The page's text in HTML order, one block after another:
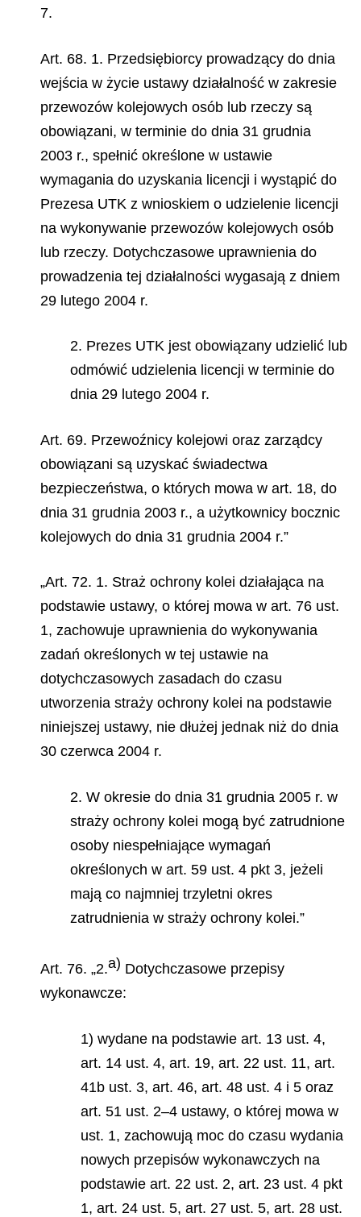
7.
Art. 68. 1. Przedsiębiorcy prowadzący do dnia
wejścia w życie ustawy działalność w zakresie
przewozów kolejowych osób lub rzeczy są
obowiązani, w terminie do dnia 31 grudnia
2003 r., spełnić określone w ustawie
wymagania do uzyskania licencji i wystąpić do
Prezesa UTK z wnioskiem o udzielenie licencji
na wykonywanie przewozów kolejowych osób
lub rzeczy. Dotychczasowe uprawnienia do
prowadzenia tej działalności wygasają z dniem
29 lutego 2004 r.
2. Prezes UTK jest obowiązany udzielić lub
odmówić udzielenia licencji w terminie do
dnia 29 lutego 2004 r.
Art. 69. Przewoźnicy kolejowi oraz zarządcy
obowiązani są uzyskać świadectwa
bezpieczeństwa, o których mowa w art. 18, do
dnia 31 grudnia 2003 r., a użytkownicy bocznic
kolejowych do dnia 31 grudnia 2004 r.”
„Art. 72. 1. Straż ochrony kolei działająca na
podstawie ustawy, o której mowa w art. 76 ust.
1, zachowuje uprawnienia do wykonywania
zadań określonych w tej ustawie na
dotychczasowych zasadach do czasu
utworzenia straży ochrony kolei na podstawie
niniejszej ustawy, nie dłużej jednak niż do dnia
30 czerwca 2004 r.
2. W okresie do dnia 31 grudnia 2005 r. w
straży ochrony kolei mogą być zatrudnione
osoby niespełniające wymagań
określonych w art. 59 ust. 4 pkt 3, jeżeli
mają co najmniej trzyletni okres
zatrudnienia w straży ochrony kolei.”
Art. 76. „2.a) Dotychczasowe przepisy
wykonawcze:
1) wydane na podstawie art. 13 ust. 4,
art. 14 ust. 4, art. 19, art. 22 ust. 11, art.
41b ust. 3, art. 46, art. 48 ust. 4 i 5 oraz
art. 51 ust. 2–4 ustawy, o której mowa w
ust. 1, zachowują moc do czasu wydania
nowych przepisów wykonawczych na
podstawie art. 22 ust. 2, art. 23 ust. 4 pkt
1, art. 24 ust. 5, art. 27 ust. 5, art. 28 ust.